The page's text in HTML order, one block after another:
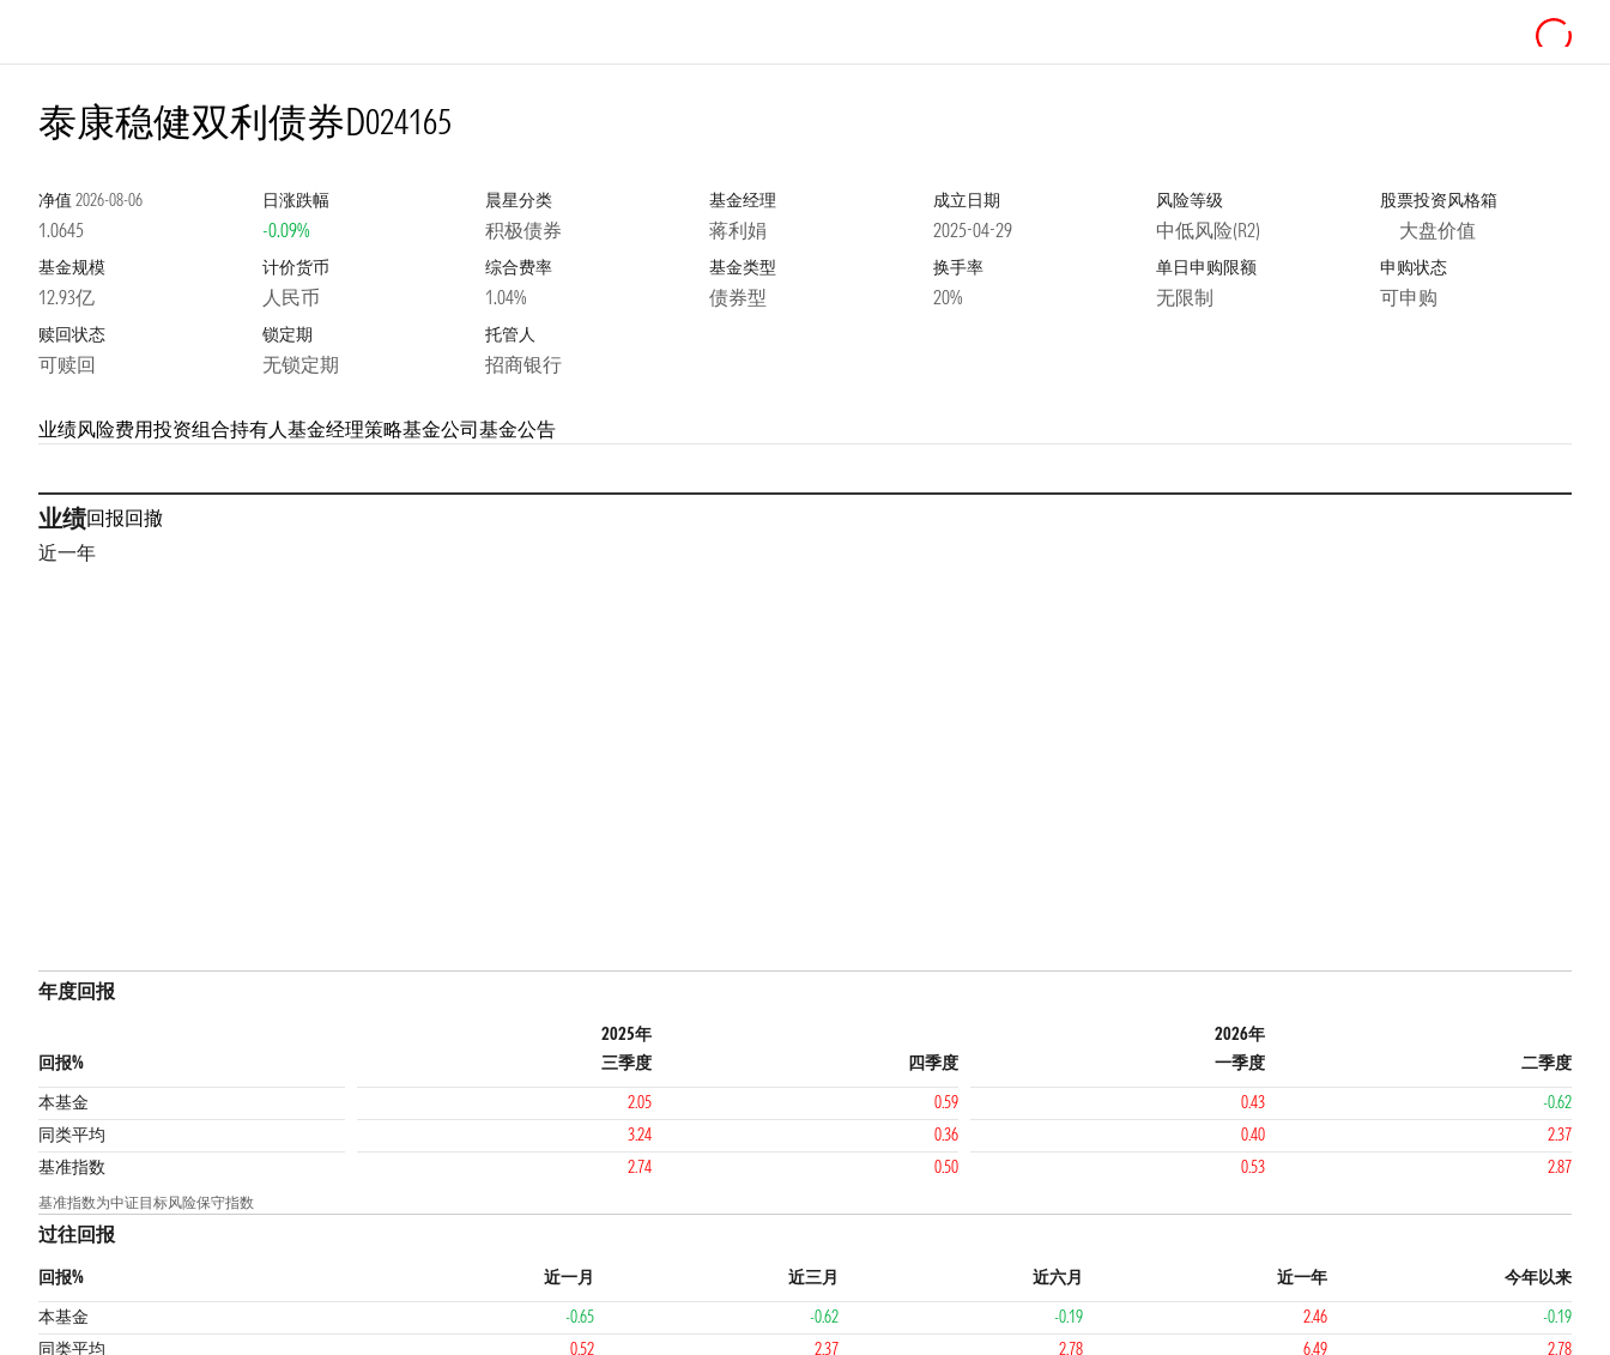
泰康稳健双利债券D024165
净值 2026-08-06
1.0645
日涨跌幅
-0.09%
晨星分类
积极债券
基金经理
蒋利娟
成立日期
2025-04-29
风险等级
中低风险(R2)
股票投资风格箱
大盘价值
基金规模
12.93亿
计价货币
人民币
综合费率
1.04%
基金类型
债券型
换手率
20%
单日申购限额
无限制
申购状态
可申购
赎回状态
可赎回
锁定期
无锁定期
托管人
招商银行
业绩风险费用投资组合持有人基金经理策略基金公司基金公告
业绩回报回撤
近一年
年度回报
回报%
2025年
三季度
四季度
2026年
一季度
二季度
本基金
2.05 0.59 0.43
-0.62
同类平均
3.24 0.36 0.40
2.37
基准指数
2.74 0.50 0.53 2.87
基准指数为中证目标风险保守指数
过往回报
回报% 近一月 近三月 近六月 近一年
今年以来
本基金
-0.65 -0.62 -0.19 2.46
-0.19
同类平均
0.52 2.37 2.78 6.49
2.78